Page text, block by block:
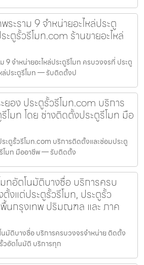
ะราม 9 จำหน่ายอะไหล่ประตู
ตูรั้วรีโมท.com ร้านขายอะไหล่
9 จำหน่ายอะไหล่ประตูรีโมท ครบวงจรที่ ประตู
ล่ประตูรีโมท — รับติดตั้งป
ยอง ประตูรั้วรีโมท.com บริการ
โมท โดย ช่างติดตั้งประตูรีโมท มือ
ะตูรั้วรีโมท.com บริการติดตั้งและซ่อมประตู
โมท มืออาชีพ — รับติดตั้ง
ทอัตโนมัติบางซื่อ บริการครบ
งแต่ประตูรั้วรีโมท, ประตูรั้ว
นกรุงเทพ ปริมณฑล และ ภาค
มัติบางซื่อ บริการครบวงจรจำหน่าย ติดตั้ง
วอัตโนมัติ บริการทุก